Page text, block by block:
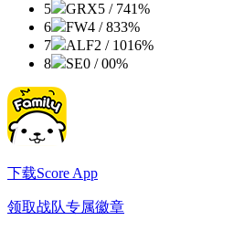
5
GRX5 / 741%
6
FW4 / 833%
7
ALF2 / 1016%
8
SE0 / 00%
下载Score App
领取战队专属徽章